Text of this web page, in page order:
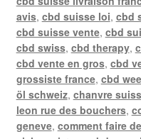
avis, cbd suisse loi, cbd
cbd suisse vente, cbd
cbd swiss, cbd therapy,
cbd vente en gros, cbd
grossiste france, cbd
öl schweiz, chanvre
leon rue des bouchers,
geneve, comment faire